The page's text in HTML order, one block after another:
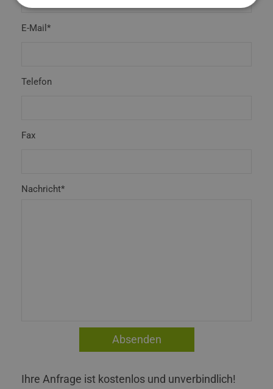
E-Mail*
Telefon
Fax
Nachricht*
Ihre Anfrage ist kostenlos und unverbindlich!